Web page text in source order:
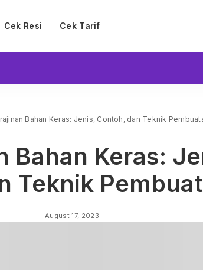
Cek Resi Cek Tarif
Bahan Keras: Jenis, Contoh, dan Teknik
Bahan Keras:
Teknik
August 17, 2023